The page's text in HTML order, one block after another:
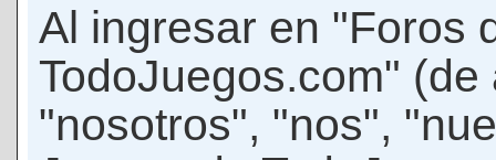
Al ingresar en "Foros
TodoJuegos.com"
"nosotros", "nos",